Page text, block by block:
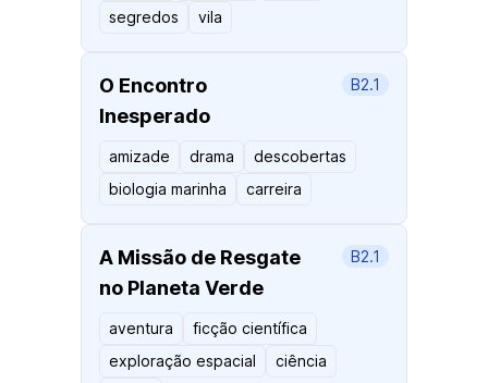
segredos
vila
O Encontro
Inesperado
B2.1
amizade drama
descobertas
biologia marinha
carreira
A Missão de Resgate
no Planeta Verde
B2.1
aventura
ficção científica
exploração espacial
ciência